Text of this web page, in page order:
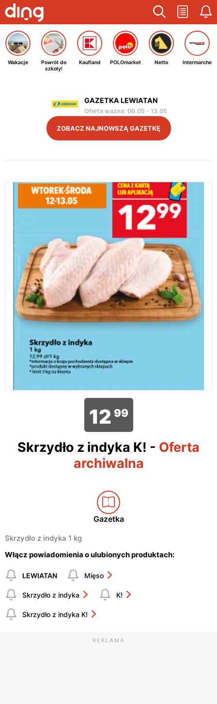
Wakacje
Powrót do
szkoły!
Kaufland POLOmarket Netto Intermarche
GAZETKA LEWIATAN
Oferta ważna: 06.05 - 13.05
ZOBACZ NAJNOWSZĄ GAZETKĘ
12 99
Skrzydło z indyka K! - Oferta
archiwalna
Gazetka
Skrzydło z indyka 1 kg
Włącz powiadomienia o ulubionych produktach:
LEWIATAN Mięso
Skrzydło z indyka K!
Skrzydło z indyka K!
REKLAMA